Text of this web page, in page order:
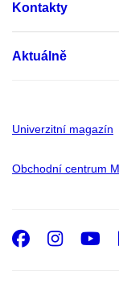
Kontakty
Aktuálně
Univerzitní magazín
Obchodní centrum